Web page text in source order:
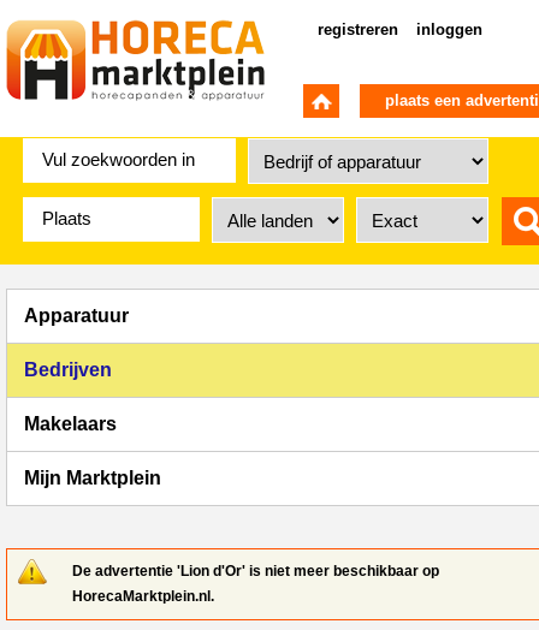
registreren inloggen
plaats een
Apparatuur
Bedrijven
Makelaars
Mijn Marktplein
De advertentie 'Lion d'Or' is niet meer beschikbaar op
HorecaMarktplein.nl.